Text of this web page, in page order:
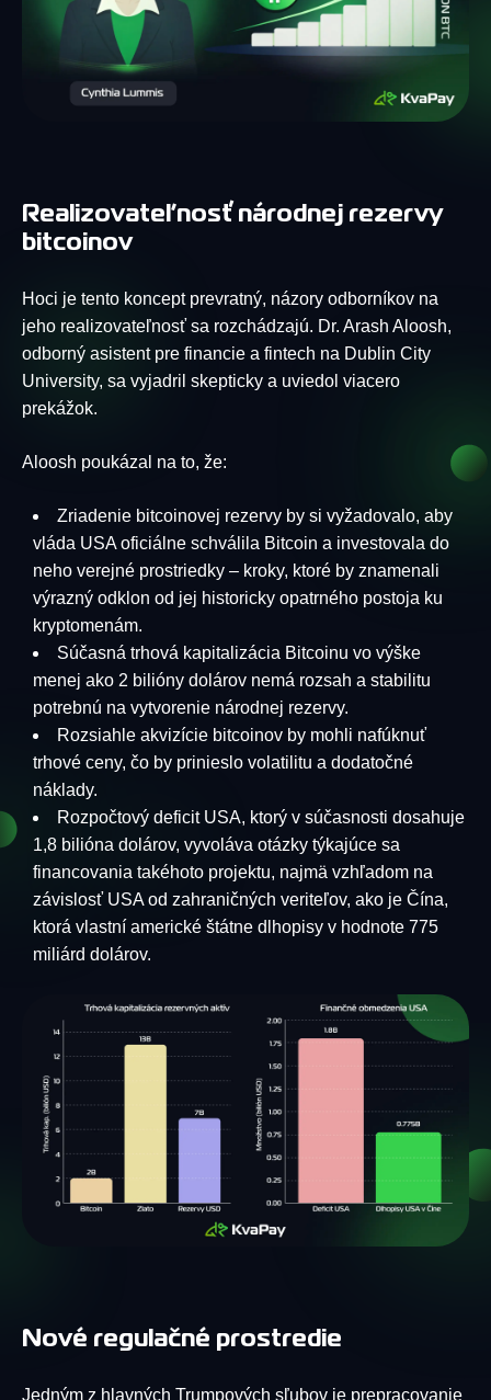
Realizovateľnosť národnej rezervy
bitcoinov
Hoci je tento koncept prevratný, názory odborníkov na
jeho realizovateľnosť sa rozchádzajú. Dr. Arash Aloosh,
odborný asistent pre financie a fintech na Dublin City
University, sa vyjadril skepticky a uviedol viacero
prekážok.
Aloosh poukázal na to, že:
Zriadenie bitcoinovej rezervy by si vyžadovalo, aby
vláda USA oficiálne schválila Bitcoin a investovala do
neho verejné prostriedky – kroky, ktoré by znamenali
výrazný odklon od jej historicky opatrného postoja ku
kryptomenám.
Súčasná trhová kapitalizácia Bitcoinu vo výške
menej ako 2 bilióny dolárov nemá rozsah a stabilitu
potrebnú na vytvorenie národnej rezervy.
Rozsiahle akvizície bitcoinov by mohli nafúknuť
trhové ceny, čo by prinieslo volatilitu a dodatočné
náklady.
Rozpočtový deficit USA, ktorý v súčasnosti dosahuje
1,8 bilióna dolárov, vyvoláva otázky týkajúce sa
financovania takéhoto projektu, najmä vzhľadom na
závislosť USA od zahraničných veriteľov, ako je Čína,
ktorá vlastní americké štátne dlhopisy v hodnote 775
miliárd dolárov.
Nové regulačné prostredie
Jedným z hlavných Trumpových sľubov je prepracovanie